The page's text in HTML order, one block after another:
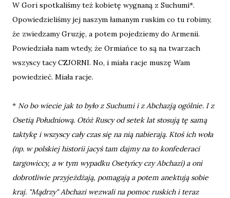
W Gori spotkaliśmy też kobietę wygnaną z Suchumi*.
Opowiedzieliśmy jej naszym łamanym ruskim co tu robimy,
że zwiedzamy Gruzję, a potem pojedziemy do Armenii.
Powiedziała nam wtedy, że Ormiańce to są na twarzach
wszyscy tacy CZJORNI. No, i miała racje muszę Wam
powiedzieć. Miała racje.
* No bo wiecie jak to było z Suchumi i z Abchazją ogólnie. I z
Osetią Południową. Otóż Ruscy od setek lat stosują tę samą
taktykę i wszyscy cały czas się na nią nabierają. Ktoś ich woła
(np. w polskiej historii jacyś tam dajmy na to konfederaci
targowiccy, a w tym wypadku Osetyńcy czy Abchazi) a oni
dobrotliwie przyjeżdżają, pomagają a potem anektują sobie
kraj. "Mądrzy" Abchazi wezwali na pomoc ruskich i teraz